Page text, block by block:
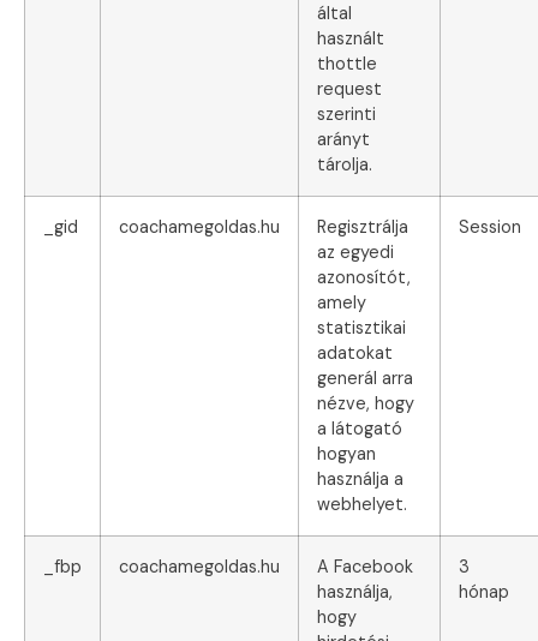
által
használt
thottle
request
szerinti
arányt
tárolja.
_gid coachamegoldas.hu
Regisztrálja
az egyedi
azonosítót,
amely
statisztikai
adatokat
generál arra
nézve, hogy
a látogató
hogyan
használja a
webhelyet.
Session
_fbp coachamegoldas.hu
A Facebook
használja,
hogy
3
hónap